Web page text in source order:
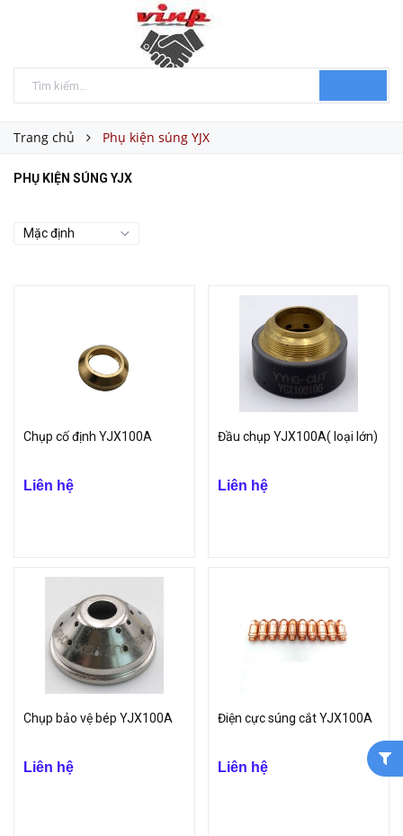
Trang chủ Phụ kiện súng YJX
PHỤ KIỆN SÚNG YJX
Chụp cố định YJX100A
Liên hệ
Đầu chụp YJX100A( loại lớn)
Liên hệ
Chụp bảo vệ bép YJX100A
Liên hệ
Điện cực súng cắt YJX100A
Liên hệ